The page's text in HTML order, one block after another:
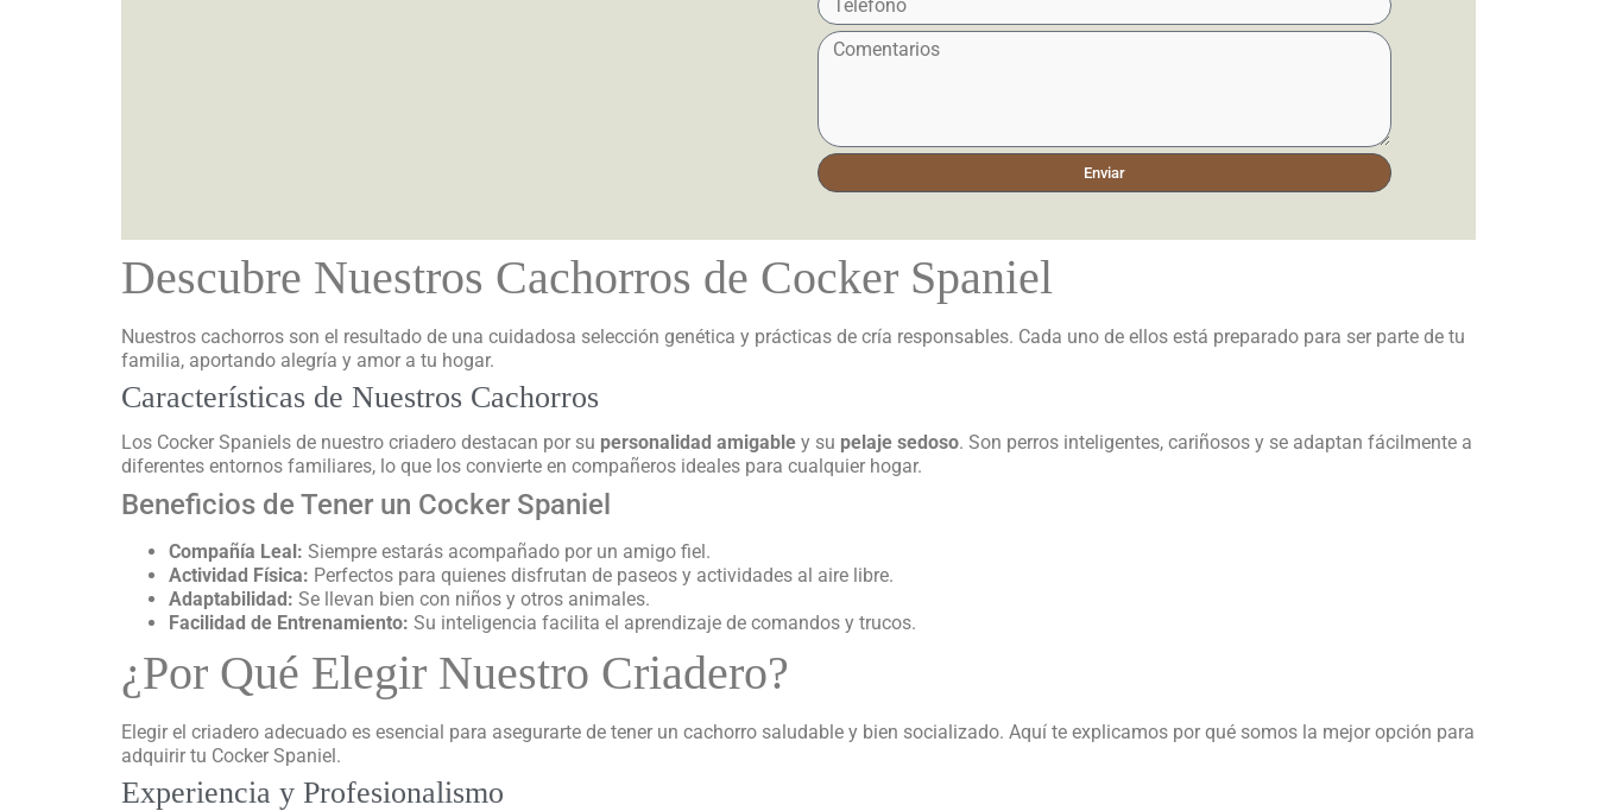
Enviar
Descubre Nuestros Cachorros de Cocker Spaniel
Nuestros cachorros son el resultado de una cuidadosa selección genética y prácticas de cría responsables. Cada uno de ellos está preparado para ser parte de tu
familia, aportando alegría y amor a tu hogar.
Características de Nuestros Cachorros
Los Cocker Spaniels de nuestro criadero destacan por su personalidad amigable y su pelaje sedoso. Son perros inteligentes, cariñosos y se adaptan fácilmente a
diferentes entornos familiares, lo que los convierte en compañeros ideales para cualquier hogar.
Beneficios de Tener un Cocker Spaniel
Compañía Leal: Siempre estarás acompañado por un amigo fiel.
Actividad Física: Perfectos para quienes disfrutan de paseos y actividades al aire libre.
Adaptabilidad: Se llevan bien con niños y otros animales.
Facilidad de Entrenamiento: Su inteligencia facilita el aprendizaje de comandos y trucos.
¿Por Qué Elegir Nuestro Criadero?
Elegir el criadero adecuado es esencial para asegurarte de tener un cachorro saludable y bien socializado. Aquí te explicamos por qué somos la mejor opción para
adquirir tu Cocker Spaniel.
Experiencia y Profesionalismo